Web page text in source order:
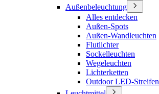
Außenbeleuchtung
Alles entdecken
Außen-Spots
Außen-Wandleuchten
Flutlichter
Sockelleuchten
Wegeleuchten
Lichterketten
Outdoor LED-Streifen